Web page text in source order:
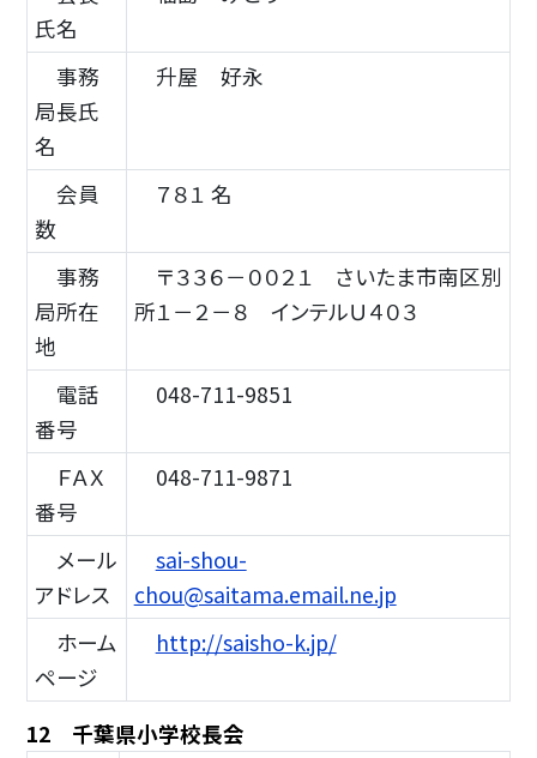
氏名
事務
局長氏
名
升屋 好永
会員
数
７８１ 名
事務
局所在
地
〒３３６－００２１ さいたま市南区別
所１－２－８ インテルＵ４０３
電話
番号
048-711-9851
ＦＡＸ
番号
048-711-9871
メール
アドレス
sai-shou-
chou@saitama.email.ne.jp
ホーム
ページ
http://saisho-k.jp/
12 千葉県小学校長会